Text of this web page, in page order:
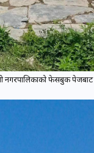
नगरपालिकाको फेसबुक पेजबाट